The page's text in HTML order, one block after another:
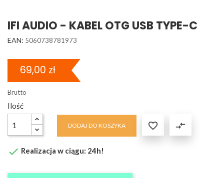
IFI AUDIO - KABEL OTG USB TYPE-C
EAN: 5060738781973
69,00 zł
Brutto
Ilość
DODAJ DO KOSZYKA  compare_arrows
 Realizacja w ciągu: 24h!